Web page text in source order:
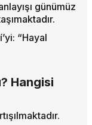
günümüz
“Hayal
Hangisi